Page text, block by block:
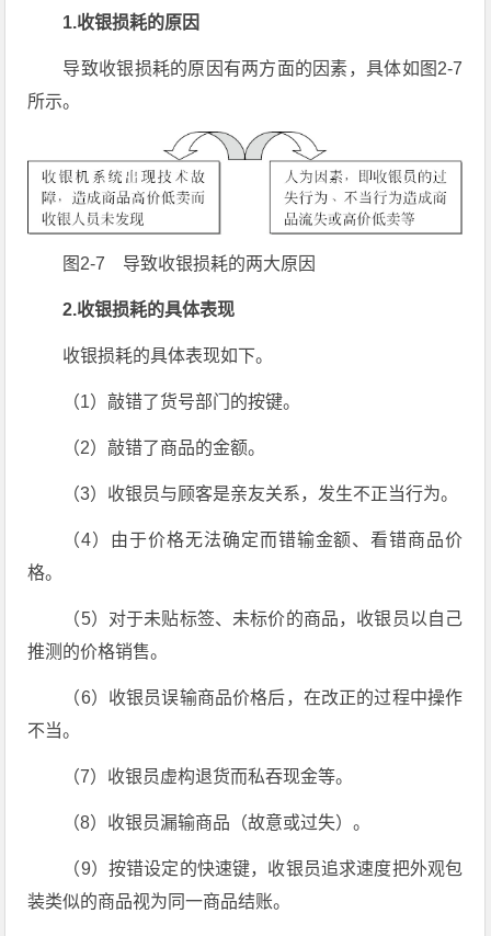
1.收银损耗的原因
导致收银损耗的原因有两方面的因素，具体如图2-7
所示。
图2-7 导致收银损耗的两大原因
2.收银损耗的具体表现
收银损耗的具体表现如下。
（1）敲错了货号部门的按键。
（2）敲错了商品的金额。
（3）收银员与顾客是亲友关系，发生不正当行为。
（4）由于价格无法确定而错输金额、看错商品价
格。
（5）对于未贴标签、未标价的商品，收银员以自己
推测的价格销售。
（6）收银员误输商品价格后，在改正的过程中操作
不当。
（7）收银员虚构退货而私吞现金等。
（8）收银员漏输商品（故意或过失）。
（9）按错设定的快速键，收银员追求速度把外观包
装类似的商品视为同一商品结账。